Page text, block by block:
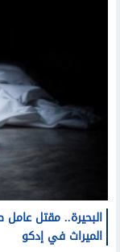
البحيرة.. مقتل
الميراث في إدكو